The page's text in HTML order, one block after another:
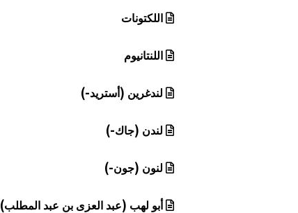
اللكتونات
اللنتانيوم
لندغرين (أستريد-)
لندن (جاك-)
لنون (جون-)
أبو لهب (عبد العزى بن عبد المطلب)